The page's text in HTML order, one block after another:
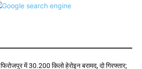
फिरोजपुर में 30.200 किलो हेरोइन बरामद, दो गिरफ्तार;